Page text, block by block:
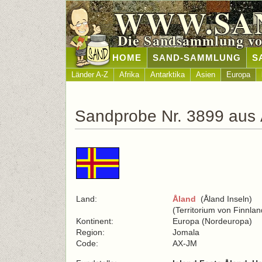
Die Sandsammlung
HOME SAND-SAMMLUNG
Länder A-Z Afrika Antarktika Asien Europa
Sandprobe Nr. 3899 aus
Land: Åland (Åland Inseln)
(Territorium von
Kontinent:
Europa (Nordeuropa)
Region:
Jomala
Code:
AX-JM